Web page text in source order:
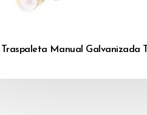
Traspaleta Manual Galvanizada